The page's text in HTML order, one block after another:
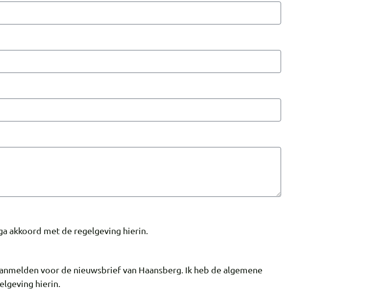
akkoord met de regelgeving hierin.
voor de nieuwsbrief van Haansberg. Ik heb de algemene
hierin.